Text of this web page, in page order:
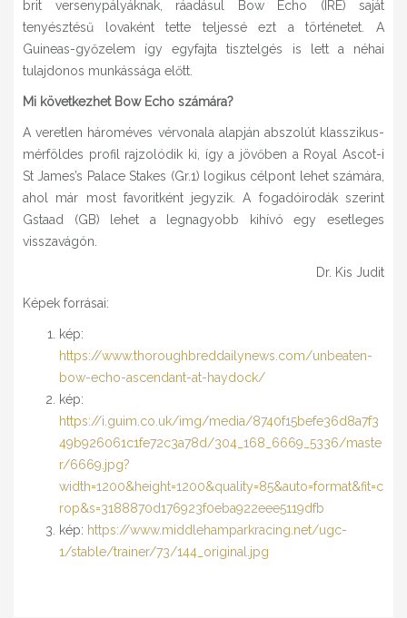
brit versenypályáknak, ráadásul Bow Echo (IRE) saját
tenyésztésű lovaként tette teljessé ezt a történetet. A
Guineas-győzelem így egyfajta tisztelgés is lett a néhai
tulajdonos munkássága előtt.
Mi következhet Bow Echo számára?
A veretlen hároméves vérvonala alapján abszolút klasszikus-
mérföldes profil rajzolódik ki, így a jövőben a Royal Ascot-i
St James’s Palace Stakes (Gr.1) logikus célpont lehet számára,
ahol már most favoritként jegyzik. A fogadóirodák szerint
Gstaad (GB) lehet a legnagyobb kihívó egy esetleges
visszavágón.
Dr. Kis Judit
Képek forrásai:
kép:
https://www.thoroughbreddailynews.com/unbeaten-
bow-echo-ascendant-at-haydock/
kép:
https://i.guim.co.uk/img/media/8740f15befe36d8a7f3
49b926061c1fe72c3a78d/304_168_6669_5336/maste
r/6669.jpg?
width=1200&height=1200&quality=85&auto=format&fit=c
rop&s=3188870d176923f0eba922eee5119dfb
kép: https://www.middlehamparkracing.net/ugc-
1/stable/trainer/73/144_original.jpg